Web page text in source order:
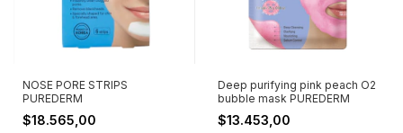
NOSE PORE STRIPS
PUREDERM
$18.565,00
Deep purifying pink peach O2
bubble mask PUREDERM
$13.453,00